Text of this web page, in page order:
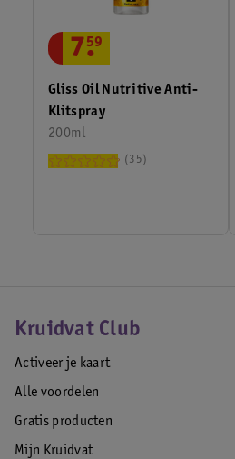
Gliss Oil Nutritive Anti-
Klitspray
200ml
7.
59
35
Kruidvat Club
Activeer je kaart
Alle voordelen
Gratis producten
Mijn Kruidvat